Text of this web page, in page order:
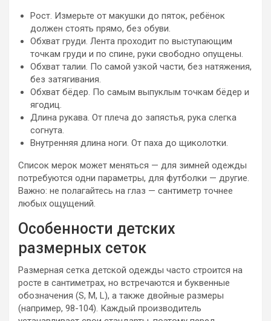
Рост. Измерьте от макушки до пяток, ребёнок
должен стоять прямо, без обуви.
Обхват груди. Лента проходит по выступающим
точкам груди и по спине, руки свободно опущены.
Обхват талии. По самой узкой части, без натяжения,
без затягивания.
Обхват бёдер. По самым выпуклым точкам бёдер и
ягодиц.
Длина рукава. От плеча до запястья, рука слегка
согнута.
Внутренняя длина ноги. От паха до щиколотки.
Список мерок может меняться — для зимней одежды
потребуются одни параметры, для футболки — другие.
Важно: не полагайтесь на глаз — сантиметр точнее
любых ощущений.
Особенности детских
размерных сеток
Размерная сетка детской одежды часто строится на
росте в сантиметрах, но встречаются и буквенные
обозначения (S, M, L), а также двойные размеры
(например, 98-104). Каждый производитель